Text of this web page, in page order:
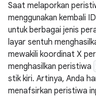
Saat melaporkan
menggunakan kembali
untuk berbagai jenis
layar sentuh
mewakili koordinat X
menghasilkan peristiwa
stik kiri. Artinya, Anda
menafsirkan peristiwa